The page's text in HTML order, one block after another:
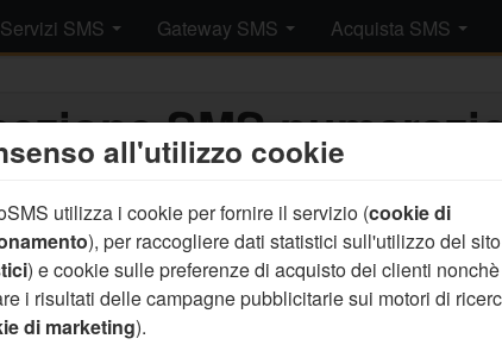
Servizi SMS Gateway SMS Acquista SMS
all'utilizzo cookie
utilizza i cookie per fornire il servizio (cookie di
), per raccogliere dati statistici sull'utilizzo del
) e cookie sulle preferenze di acquisto dei clienti
i risultati delle campagne pubblicitarie sui motori di
di marketing).
SMS
Prezzo
(658.80 IVA